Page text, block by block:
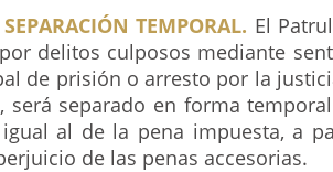
TEMPORAL. El
delitos culposos mediante
de prisión o arresto por la
será separado en forma
al de la pena impuesta, a
de las penas accesorias.